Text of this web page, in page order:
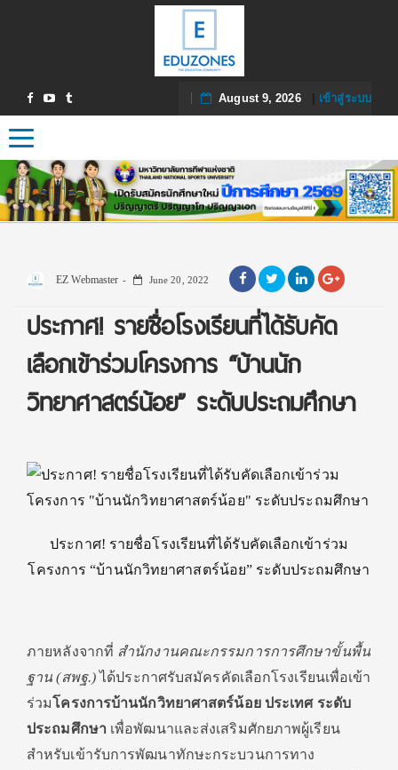
August 9, 2026| เข้าสู่ระบบ
Toggle navigation
EZ Webmaster June 20, 2022
ประกาศ! รายชื่อโรงเรียนที่ได้รับคัด
เลือกเข้าร่วมโครงการ “บ้านนัก
วิทยาศาสตร์น้อย” ระดับประถมศึกษา
ประกาศ! รายชื่อโรงเรียนที่ได้รับคัดเลือกเข้าร่วม
โครงการ “บ้านนักวิทยาศาสตร์น้อย” ระดับประถมศึกษา
ภายหลังจากที่ สำนักงานคณะกรรมการการศึกษาขั้นพื้น
ฐาน (สพฐ.)ได้ประกาศรับสมัครคัดเลือกโรงเรียนเพื่อเข้า
ร่วมโครงการบ้านนักวิทยาศาสตร์น้อย ประเทศ ระดับ
ประถมศึกษา เพื่อพัฒนาและส่งเสริมศักยภาพผู้เรียน
สำหรับเข้ารับการพัฒนาทักษะกระบวนการทาง